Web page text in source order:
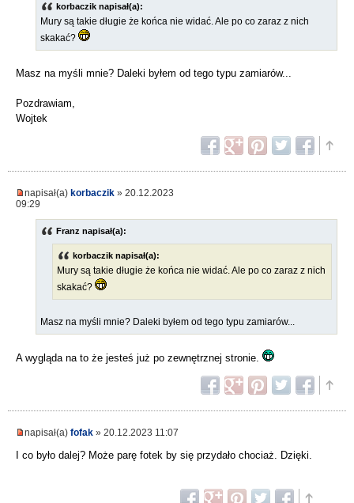
korbaczik napisał(a):
Mury są takie długie że końca nie widać. Ale po co zaraz z nich
skakać?
Masz na myśli mnie? Daleki byłem od tego typu zamiarów...
Pozdrawiam,
Wojtek
napisał(a) korbaczik » 20.12.2023
09:29
Franz napisał(a):
korbaczik napisał(a):
Mury są takie długie że końca nie widać. Ale po co zaraz z nich
skakać?
Masz na myśli mnie? Daleki byłem od tego typu zamiarów...
A wygląda na to że jesteś już po zewnętrznej stronie.
napisał(a) fofak » 20.12.2023 11:07
I co było dalej? Może parę fotek by się przydało chociaż. Dzięki.